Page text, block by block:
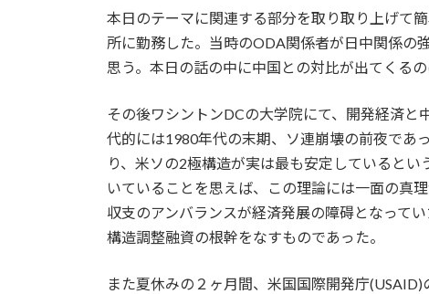
本日のテーマに関連する部分を取り取り上げて
所に勤務した。当時のODA関係者が日中関係の
思う。本日の話の中に中国との対比が出てくる
その後ワシントンDCの大学院にて、開発経済
代的には1980年代の末期、ソ連崩壊の前夜であ
り、米ソの2極構造が実は最も安定していると
いていることを思えば、この理論には一面の真
収支のアンバランスが経済発展の障碍となって
構造調整融資の根幹をなすものであった。
また夏休みの２ヶ月間、米国国際開発庁